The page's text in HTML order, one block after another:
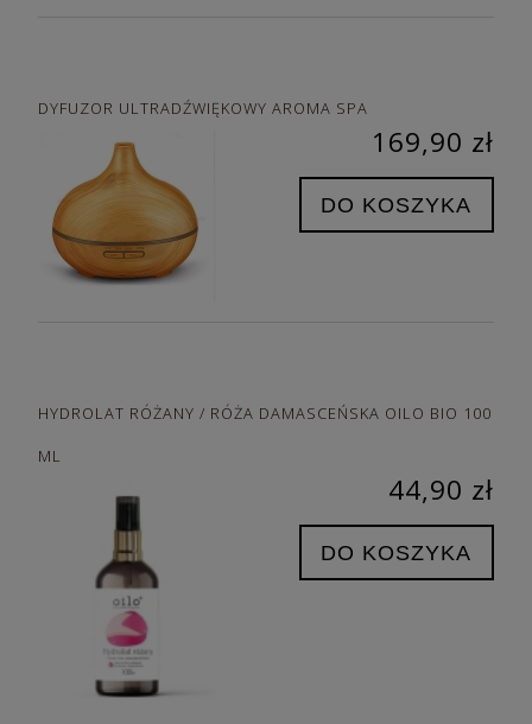
DYFUZOR ULTRADŹWIĘKOWY AROMA SPA
169,90 zł
DO KOSZYKA
HYDROLAT RÓŻANY / RÓŻA DAMASCEŃSKA OILO BIO 100
ML
44,90 zł
DO KOSZYKA